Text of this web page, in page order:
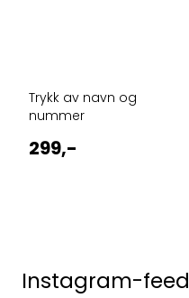
Trykk av navn og
nummer
299,-
Instagram-feed